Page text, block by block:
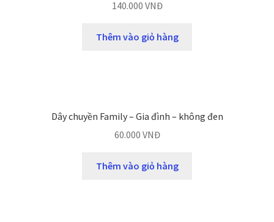
140.000 VNĐ
Thêm vào giỏ hàng
Dây chuyền Family – Gia đình – không đen
60.000 VNĐ
Thêm vào giỏ hàng